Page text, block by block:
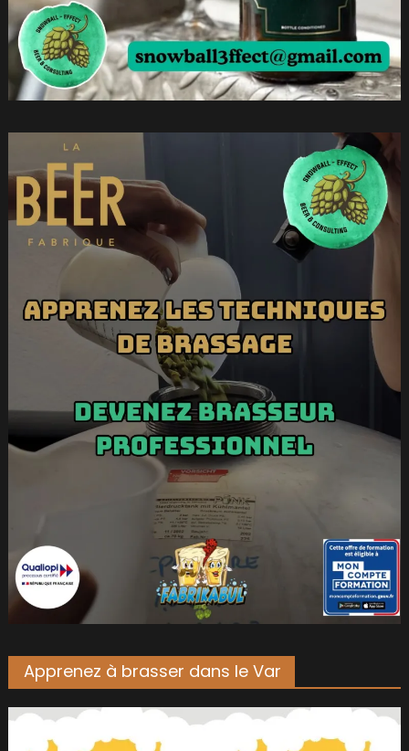
Apprenez à brasser dans le Var